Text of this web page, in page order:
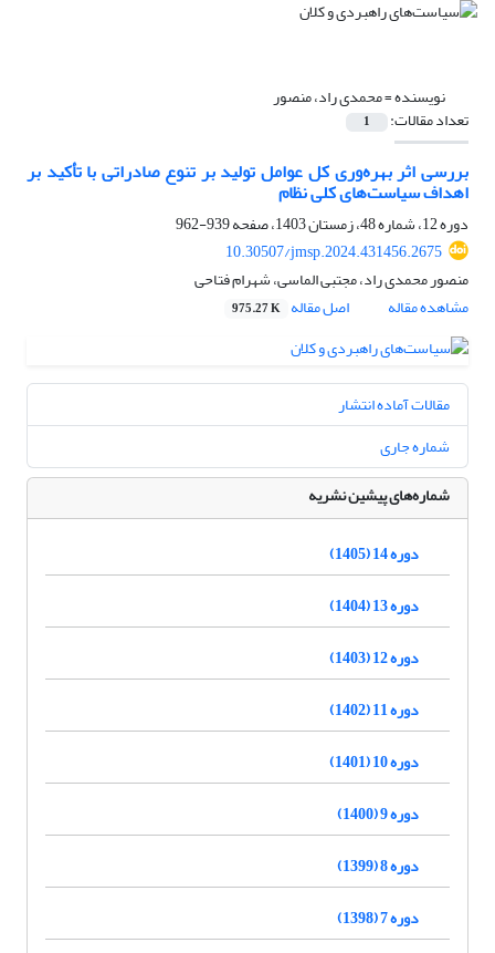
نویسنده =محمدی راد، منصور
تعداد مقالات: 1
بررسی اثر بهره‌وری کل عوامل تولید بر تنوع صادراتی با تأکید بر
اهداف سیاست‌های کلی نظام
دوره 12، شماره 48، زمستان 1403، صفحه
939-962
10.30507/jmsp.2024.431456.2675
منصور محمدی راد، مجتبی الماسی، شهرام فتاحی
مشاهده مقاله
اصل مقاله 975.27 K
مقالات آماده انتشار
شماره جاری
شماره‌های پیشین نشریه
دوره 14 (1405)
دوره 13 (1404)
دوره 12 (1403)
دوره 11 (1402)
دوره 10 (1401)
دوره 9 (1400)
دوره 8 (1399)
دوره 7 (1398)